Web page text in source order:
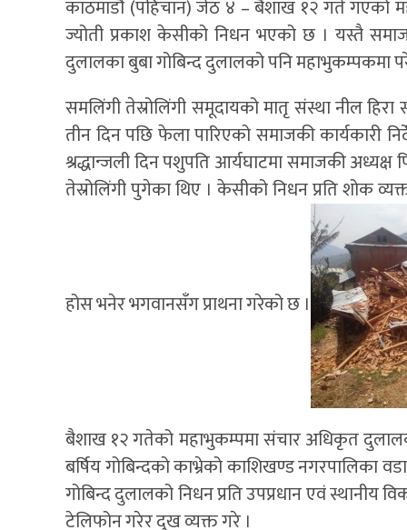
काठमाडौं (पहिचान) जेठ ४ – बैशाख १२ गते गएको
ज्योती प्रकाश केसीको निधन भएको छ । यस्तै
दुलालका बुबा गोबिन्द दुलालको पनि महाभुकम्पकमा
समलिंगी तेस्रोलिंगी समूदायको मातृ संस्था नील
तीन दिन पछि फेला पारिएको समाजकी कार्यकारी
श्रद्धान्जली दिन पशुपति आर्यघाटमा समाजकी
तेस्रोलिंगी पुगेका थिए । केसीको निधन प्रति शोक
होस भनेर भगवानसँग प्राथना गरेको छ ।
बैशाख १२ गतेको महाभुकम्पमा संचार अधिकृत
बर्षिय गोबिन्दको काभ्रेको काशिखण्ड नगरपालिका
गोबिन्द दुलालको निधन प्रति उपप्रधान एवं स्थानीय
टेलिफोन गरेर दुख व्यक्त गरे ।